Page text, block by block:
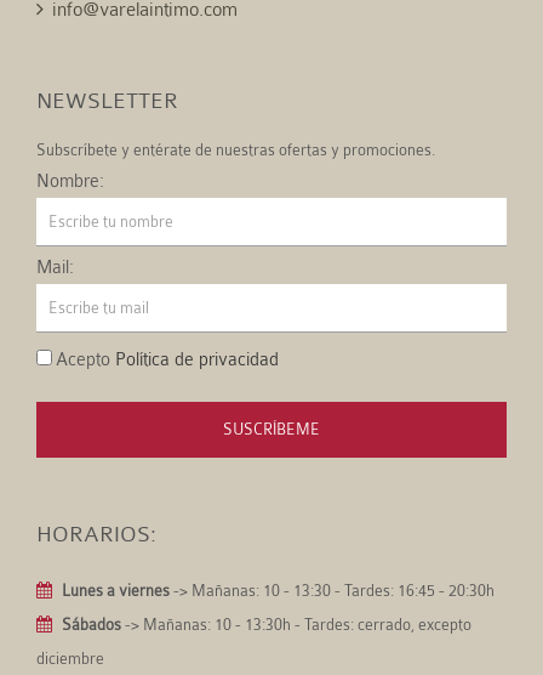
info@varelaintimo.com
NEWSLETTER
Subscríbete y entérate de nuestras ofertas y promociones.
Nombre:
Mail:
Acepto Política de privacidad
SUSCRÍBEME
HORARIOS:
Lunes a viernes -> Mañanas: 10 - 13:30 - Tardes: 16:45 - 20:30h
Sábados -> Mañanas: 10 - 13:30h - Tardes: cerrado, excepto
diciembre